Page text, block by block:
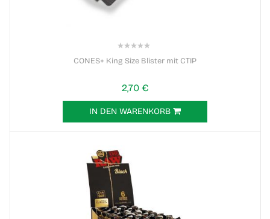
CONES+ King Size Blister mit CTIP
2,70 €
IN DEN WARENKORB